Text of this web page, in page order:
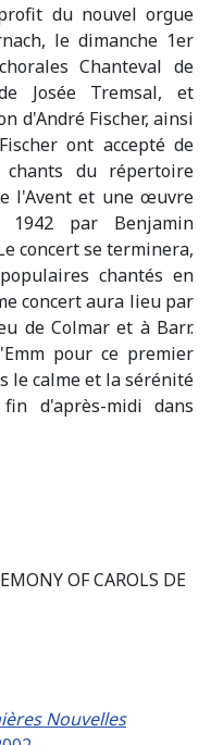
du nouvel orgue
le dimanche 1er
Chanteval de
Josée Tremsal, et
d'André Fischer, ainsi
ont accepté de
du répertoire
l'Avent et une œuvre
1942 par Benjamin
concert se terminera,
chantés en
concert aura lieu par
de Colmar et à Barr.
pour ce premier
le calme et la sérénité
d'après-midi dans
OF CAROLS DE
Nouvelles